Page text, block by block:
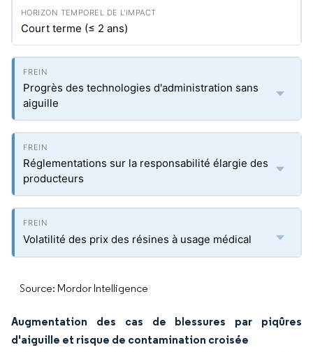
Court terme (≤ 2 ans)
Progrès des technologies d'administration sans
aiguille
Réglementations sur la responsabilité élargie des
producteurs
Volatilité des prix des résines à usage médical
Source: Mordor Intelligence
Augmentation des cas de blessures par piqûres
d'aiguille et risque de contamination croisée